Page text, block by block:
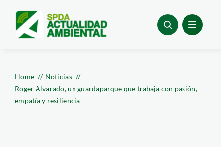
content
Home
Noticias
Roger Alvarado, un guardaparque que trabaja con pasión,
empatía y resiliencia